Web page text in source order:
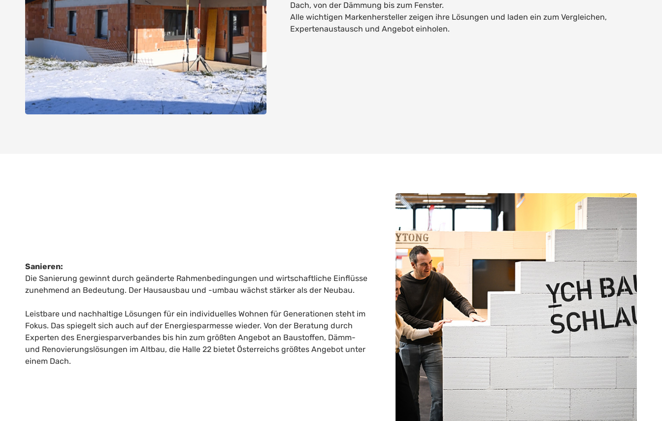
Dach, von der Dämmung bis zum Fenster.
Alle wichtigen Markenhersteller zeigen ihre Lösungen und laden ein zum Vergleichen,
Expertenaustausch und Angebot einholen.
Sanieren:
Die Sanierung gewinnt durch geänderte Rahmenbedingungen und wirtschaftliche Einflüsse
zunehmend an Bedeutung. Der Hausausbau und -umbau wächst stärker als der Neubau.
Leistbare und nachhaltige Lösungen für ein individuelles Wohnen für Generationen steht im
Fokus. Das spiegelt sich auch auf der Energiesparmesse wieder. Von der Beratung durch
Experten des Energiesparverbandes bis hin zum größten Angebot an Baustoffen, Dämm-
und Renovierungslösungen im Altbau, die Halle 22 bietet Österreichs größtes Angebot unter
einem Dach.